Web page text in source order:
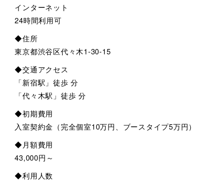
インターネット
24時間利用可
◆住所
東京都渋谷区代々木1-30-15
◆交通アクセス
「新宿駅」徒歩 分
「代々木駅」徒歩 分
◆初期費用
入室契約金（完全個室10万円、ブースタイプ5万円）
◆月額費用
43,000円～
◆利用人数